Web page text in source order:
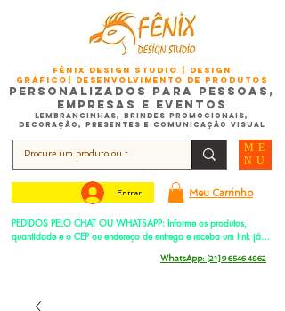
FÊNIX DESIGN STUDIO | Design
Gráfico| Desenvolvimento de Produtos
Personalizados para Pessoas,
Empresas e EventoS
Lembrancinhas, Brindes promocionais,
Decoração, Presentes e Comunicação Visual
PEDIDOS PELO CHAT OU WHATSAPP: Informe os produtos,
quantidade e o CEP ou endereço de entrega e receba um link já
ME
NU
Meu Carrinho
WhatsApp: [21] 9 6546 4862
Entrar